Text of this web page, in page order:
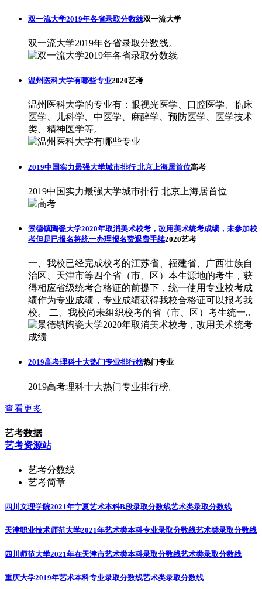
双一流大学2019年各省录取分数线双一流大学
双一流大学2019年各省录取分数线。
温州医科大学有哪些专业2020艺考
温州医科大学的专业有：眼视光医学、口腔医学、临床
医学、儿科学、中医学、麻醉学、预防医学、医学技术
类、精神医学等。
2019中国实力最强大学城市排行 北京上海居首位高考
2019中国实力最强大学城市排行 北京上海居首位
景德镇陶瓷大学2020年取消美术校考，改用美术统考成绩，未参加校
考但是已报名将统一办理报名费退费手续2020艺考
一、我校已经完成校考的江苏省、福建省、广西壮族自
治区、天津市等四个省（市、区）本生源地的考生，获
得相应省级统考合格证的前提下，统一使用专业校考成
绩作为专业成绩，专业成绩获得我校合格证可以报考我
校。 二、我校尚未组织校考的省（市、区）考生统一..
2019高考理科十大热门专业排行榜热门专业
2019高考理科十大热门专业排行榜。
查看更多
艺考数据
艺考资源站
艺考分数线
艺考简章
四川文理学院2021年宁夏艺术本科B段录取分数线艺术类录取分数线
天津职业技术师范大学2021年艺术类本科专业录取分数线艺术类录取分数线
四川师范大学2021年在天津市艺术类本科录取分数线艺术类录取分数线
重庆大学2019年艺术本科专业录取分数线艺术类录取分数线